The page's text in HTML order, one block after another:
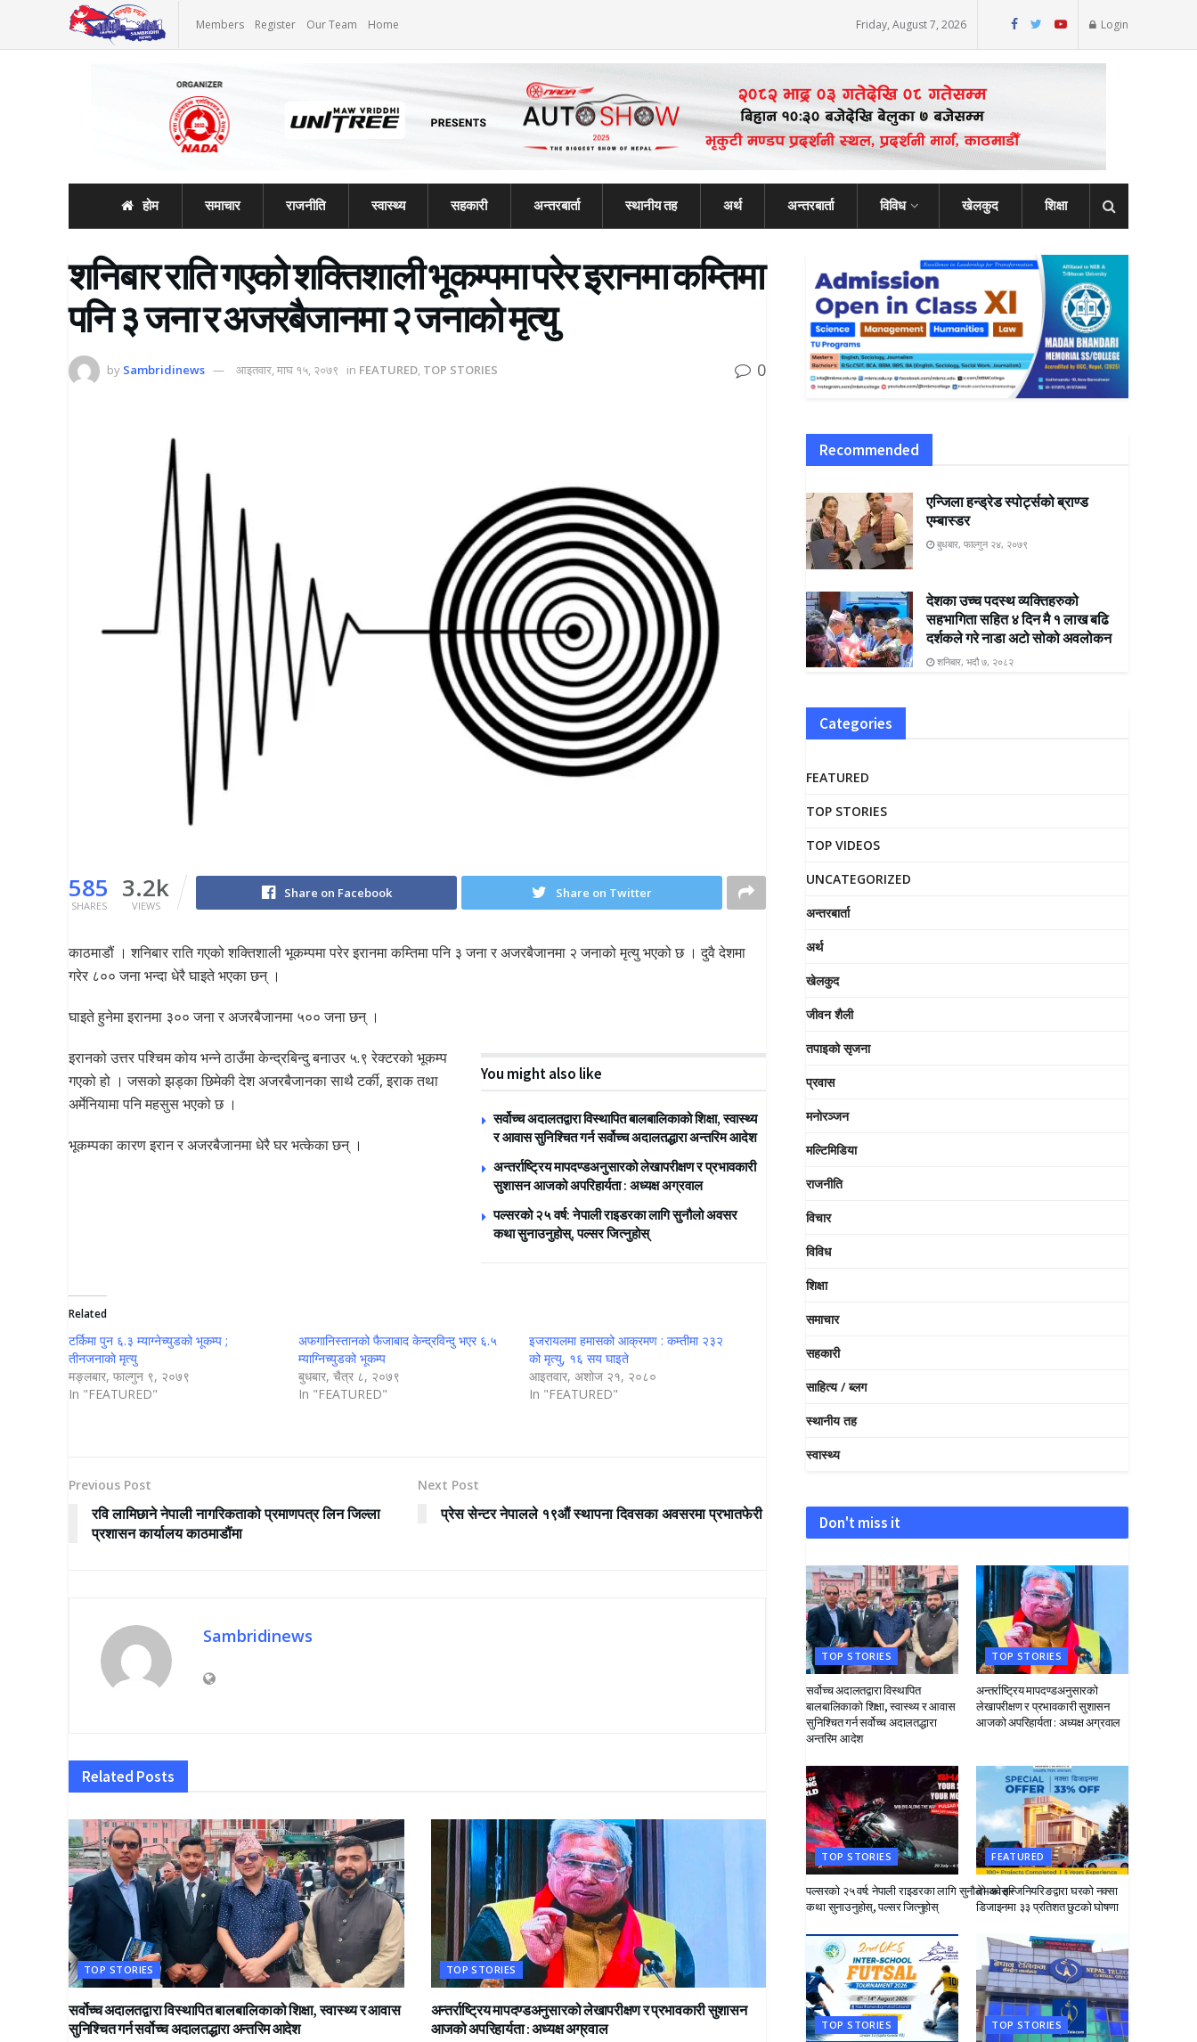
Members Register Our Team Home Friday, August 7, 2026 Login
होम समाचार राजनीति स्वास्थ्य सहकारी अन्तरबार्ता स्थानीय तह अर्थ अन्तरबार्ता विविध खेलकुद शिक्षा
शनिबार राति गएको शक्तिशाली भूकम्पमा परेर इरानमा कम्तिमा
पनि ३ जना र अजरबैजानमा २ जनाको मृत्यु
by Sambridinews आइतवार, माघ १५, २०७९ in FEATURED, TOP STORIES 0
585
SHARES
3.2k
VIEWS
Share on Facebook Share on Twitter
काठमाडौं । शनिबार राति गएको शक्तिशाली भूकम्पमा परेर इरानमा कम्तिमा पनि ३ जना र अजरबैजानमा २ जनाको मृत्यु भएको छ । दुवै देशमा
गरेर ८०० जना भन्दा धेरै घाइते भएका छन् ।
घाइते हुनेमा इरानमा ३०० जना र अजरबैजानमा ५०० जना छन् ।
You might also like
सर्वोच्च अदालतद्वारा विस्थापित बालबालिकाको शिक्षा, स्वास्थ्य
र आवास सुनिश्चित गर्न सर्वोच्च अदालतद्धारा अन्तरिम आदेश
अन्तर्राष्ट्रिय मापदण्डअनुसारको लेखापरीक्षण र प्रभावकारी
सुशासन आजको अपरिहार्यता : अध्यक्ष अग्रवाल
पल्सरको २५ वर्ष: नेपाली राइडरका लागि सुनौलो अवसर
कथा सुनाउनुहोस्, पल्सर जित्नुहोस्
इरानको उत्तर पश्चिम कोय भन्ने ठाउँमा केन्द्रबिन्दु बनाउर ५.९ रेक्टरको भूकम्प
गएको हो । जसको झड्का छिमेकी देश अजरबैजानका साथै टर्की, इराक तथा
अर्मेनियामा पनि महसुस भएको छ ।
भूकम्पका कारण इरान र अजरबैजानमा धेरै घर भत्केका छन् ।
Related
टर्किमा पुन ६.३ म्याग्नेच्युडको भूकम्प ;
तीनजनाकाे मृत्यु
मङ्लबार, फाल्गुन ९, २०७९
In "FEATURED"
अफगानिस्तानको फैजाबाद केन्द्रविन्दु भएर ६.५
म्याग्निच्युडको भूकम्प
बुधबार, चैत्र ८, २०७९
In "FEATURED"
इजरायलमा हमासको आक्रमण : कम्तीमा २३२
को मृत्यु, १६ सय घाइते
आइतवार, अशोज २१, २०८०
In "FEATURED"
Previous Post
रवि लामिछाने नेपाली नागरिकताको प्रमाणपत्र लिन जिल्ला
प्रशासन कार्यालय काठमाडौंमा
Next Post
प्रेस सेन्टर नेपालले १९औं स्थापना दिवसका अवसरमा प्रभातफेरी
Sambridinews
Related Posts
TOP STORIES
सर्वोच्च अदालतद्वारा विस्थापित बालबालिकाको शिक्षा, स्वास्थ्य र आवास
सुनिश्चित गर्न सर्वोच्च अदालतद्धारा अन्तरिम आदेश
TOP STORIES
अन्तर्राष्ट्रिय मापदण्डअनुसारको लेखापरीक्षण र प्रभावकारी सुशासन
आजको अपरिहार्यता : अध्यक्ष अग्रवाल
Recommended
एन्जिला हन्ड्रेड स्पोर्ट्सको ब्राण्ड
एम्बास्डर
बुधबार, फाल्गुन २४, २०७९
देशका उच्च पदस्थ व्यक्तिहरुको
सहभागिता सहित ४ दिन मै १ लाख बढि
दर्शकले गरे नाडा अटो सोको अवलोकन
शनिबार, भदौ ७, २०८२
Categories
FEATURED
TOP STORIES
TOP VIDEOS
UNCATEGORIZED
अन्तरबार्ता
अर्थ
खेलकुद
जीवन शैली
तपाइको सृजना
प्रवास
मनोरञ्जन
मल्टिमिडिया
राजनीति
विचार
विविध
शिक्षा
समाचार
सहकारी
साहित्य / ब्लग
स्थानीय तह
स्वास्थ्य
Don't miss it
TOP STORIES
सर्वोच्च अदालतद्वारा विस्थापित
बालबालिकाको शिक्षा, स्वास्थ्य र आवास
सुनिश्चित गर्न सर्वोच्च अदालतद्धारा
अन्तरिम आदेश
TOP STORIES
अन्तर्राष्ट्रिय मापदण्डअनुसारको
लेखापरीक्षण र प्रभावकारी सुशासन
आजको अपरिहार्यता : अध्यक्ष अग्रवाल
TOP STORIES
पल्सरको २५ वर्ष: नेपाली राइडरका लागि सुनौलो अवसर
कथा सुनाउनुहोस्, पल्सर जित्नुहोस्
FEATURED
देभको इन्जिनियरिङद्वारा घरको नक्सा
डिजाइनमा ३३ प्रतिशत छुटको घोषणा
TOP STORIES TOP STORIES